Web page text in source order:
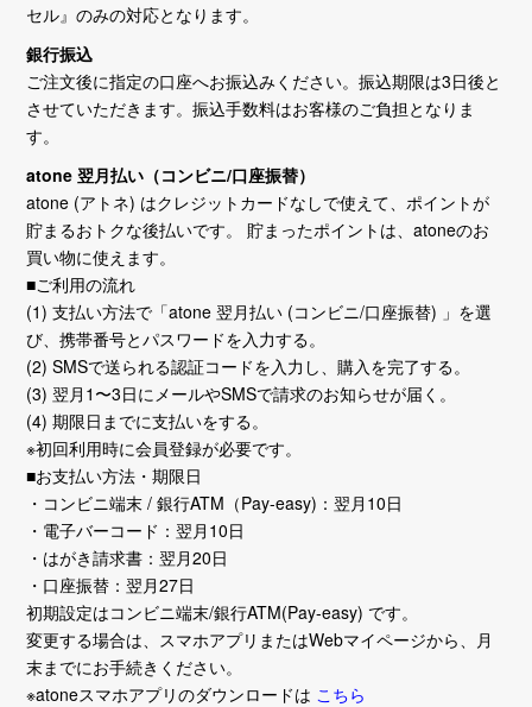
セル』のみの対応となります。
銀行振込
ご注文後に指定の口座へお振込みください。振込期限は3日後と
させていただきます。振込手数料はお客様のご負担となりま
す。
atone 翌月払い（コンビニ/口座振替）
atone (アトネ) はクレジットカードなしで使えて、ポイントが
貯まるおトクな後払いです。 貯まったポイントは、atoneのお
買い物に使えます。
■ご利用の流れ
(1) 支払い方法で「atone 翌月払い (コンビニ/口座振替) 」を選
び、携帯番号とパスワードを入力する。
(2) SMSで送られる認証コードを入力し、購入を完了する。
(3) 翌月1〜3日にメールやSMSで請求のお知らせが届く。
(4) 期限日までに支払いをする。
※初回利用時に会員登録が必要です。
■お支払い方法・期限日
・コンビニ端末 / 銀行ATM（Pay-easy)：翌月10日
・電子バーコード：翌月10日
・はがき請求書：翌月20日
・口座振替：翌月27日
初期設定はコンビニ端末/銀行ATM(Pay-easy) です。
変更する場合は、スマホアプリまたはWebマイページから、月
末までにお手続きください。
※atoneスマホアプリのダウンロードは こちら